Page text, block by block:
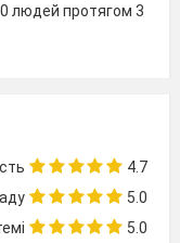
людей протягом 3
4.7
5.0
5.0